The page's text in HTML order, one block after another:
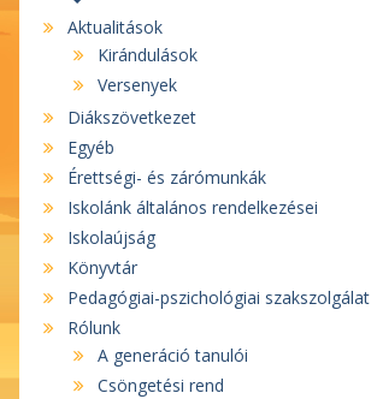
Aktualitások
Kirándulások
Versenyek
Diákszövetkezet
Egyéb
Érettségi- és zárómunkák
Iskolánk általános rendelkezései
Iskolaújság
Könyvtár
Pedagógiai-pszichológiai szakszolgálat
Rólunk
A generáció tanulói
Csöngetési rend